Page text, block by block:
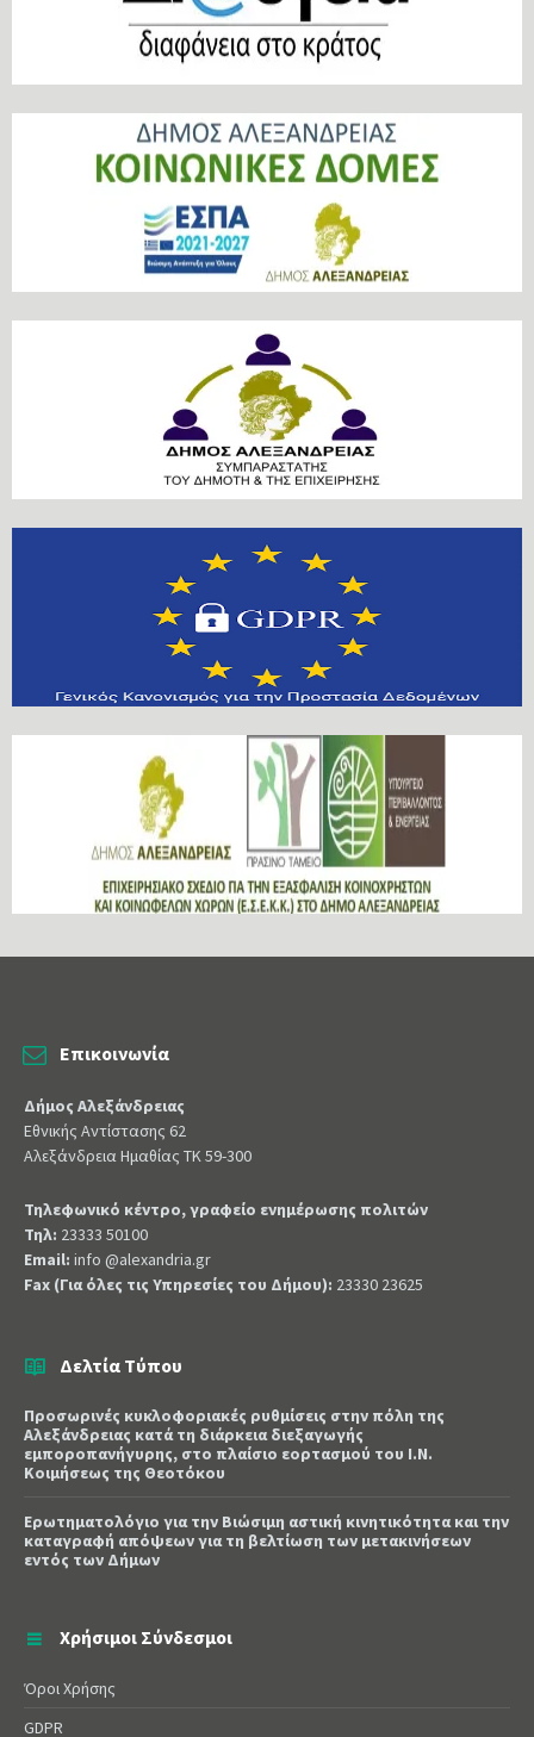
Επικοινωνία
Δήμος Αλεξάνδρειας
Εθνικής Αντίστασης 62
Αλεξάνδρεια Ημαθίας ΤΚ 59-300
Τηλεφωνικό κέντρο, γραφείο ενημέρωσης πολιτών
Τηλ: 23333 50100
Email: info @alexandria.gr
Fax (Για όλες τις Υπηρεσίες του Δήμου): 23330 23625
Δελτία Τύπου
Προσωρινές κυκλοφοριακές ρυθμίσεις στην πόλη της
Αλεξάνδρειας κατά τη διάρκεια διεξαγωγής
εμποροπανήγυρης, στο πλαίσιο εορτασμού του Ι.Ν.
Κοιμήσεως της Θεοτόκου
Ερωτηματολόγιο για την Βιώσιμη αστική κινητικότητα και την
καταγραφή απόψεων για τη βελτίωση των μετακινήσεων
εντός των Δήμων
Χρήσιμοι Σύνδεσμοι
Όροι Χρήσης
GDPR